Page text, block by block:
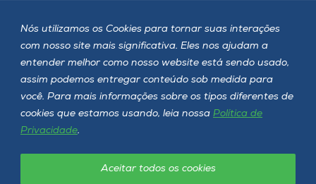
Nós utilizamos os Cookies para tornar suas interações
com nosso site mais significativa. Eles nos ajudam a
entender melhor como nosso website está sendo usado,
assim podemos entregar conteúdo sob medida para
você. Para mais informações sobre os tipos diferentes de
cookies que estamos usando, leia nossa Política de
Privacidade.
Aceitar todos os cookies
Siga a Unoesc